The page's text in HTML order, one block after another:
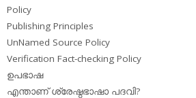
Policy
Publishing Principles
UnNamed Source Policy
Verification Fact-checking Policy
ഉപഭാഷ
എന്താണ് ശ്രേഷ്ഠഭാഷാ പദവി?